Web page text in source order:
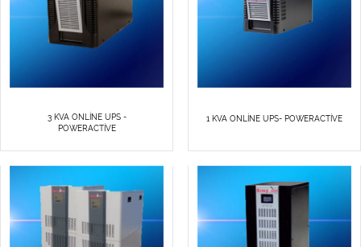
3 KVA ONLİNE UPS -
POWERACTİVE
1 KVA ONLİNE UPS- POWERACTİVE